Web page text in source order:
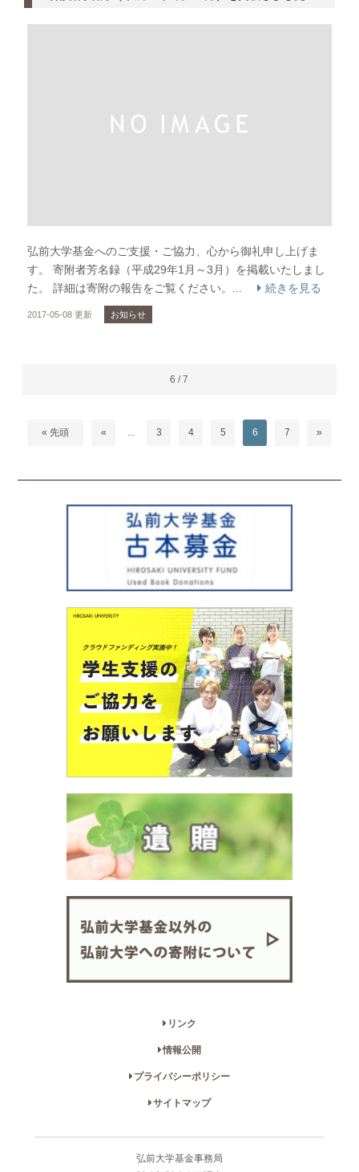
弘前大学基金へのご支援・ご協力、心から御礼申し上げま
す。 寄附者芳名録（平成29年1月～3月）を掲載いたしまし
た。 詳細は寄附の報告をご覧ください。...
続きを見る
2017-05-08 更新 お知らせ
6 / 7
« 先頭 « ... 3 4 5 6 7 »
リンク
情報公開
プライバシーポリシー
サイトマップ
弘前大学基金事務局